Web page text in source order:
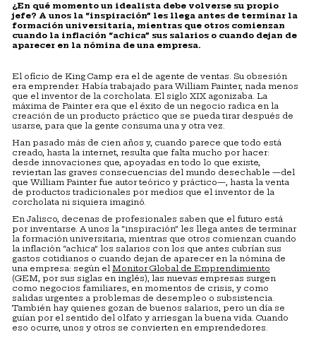
¿En qué momento un idealista debe volverse su propio
jefe? A unos la “inspiración” les llega antes de terminar la
formación universitaria, mientras que otros comienzan
cuando la inflación “achica” sus salarios o cuando dejan de
aparecer en la nómina de una empresa.
El oficio de King Camp era el de agente de ventas. Su obsesión
era emprender. Había trabajado para William Painter, nada menos
que el inventor de la corcholata. El siglo XIX agonizaba. La
máxima de Painter era que el éxito de un negocio radica en la
creación de un producto práctico que se pueda tirar después de
usarse, para que la gente consuma una y otra vez.
Han pasado más de cien años y, cuando parece que todo está
creado, hasta la internet, resulta que falta mucho por hacer:
desde innovaciones que, apoyadas en todo lo que existe,
reviertan las graves consecuencias del mundo desechable —del
que William Painter fue autor teórico y práctico—, hasta la venta
de productos tradicionales por medios que el inventor de la
corcholata ni siquiera imaginó.
En Jalisco, decenas de profesionales saben que el futuro está
por inventarse. A unos la “inspiración” les llega antes de terminar
la formación universitaria, mientras que otros comienzan cuando
la inflación “achica” los salarios con los que antes cubrían sus
gastos cotidianos o cuando dejan de aparecer en la nómina de
una empresa: según elMonitor Global de Emprendimiento
(GEM, por sus siglas en inglés), las nuevas empresas surgen
como negocios familiares, en momentos de crisis, y como
salidas urgentes a problemas de desempleo o subsistencia.
También hay quienes gozan de buenos salarios, pero un día se
guían por el sentido del olfato y arriesgan la buena vida. Cuando
eso ocurre, unos y otros se convierten en emprendedores.